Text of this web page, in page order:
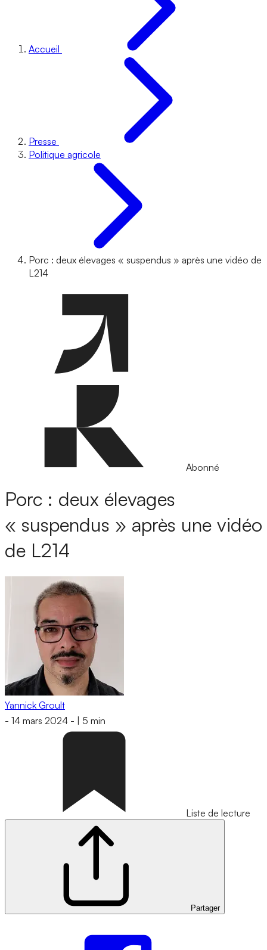
Accueil
Presse
Politique agricole
Porc : deux élevages « suspendus » après une vidéo de
L214
Abonné
Porc : deux élevages
« suspendus » après une vidéo
de L214
Yannick Groult
- 14 mars 2024 - 5 min
Liste de lecture
Partager